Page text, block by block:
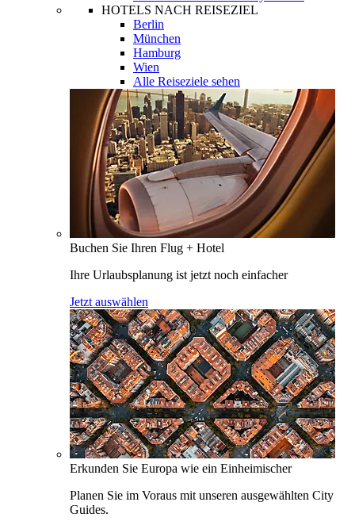
HOTELS NACH REISEZIEL
Berlin
München
Hamburg
Wien
Alle Reiseziele sehen
Buchen Sie Ihren Flug + Hotel
Ihre Urlaubsplanung ist jetzt noch einfacher
Jetzt auswählen
Erkunden Sie Europa wie ein Einheimischer
Planen Sie im Voraus mit unseren ausgewählten City
Guides.